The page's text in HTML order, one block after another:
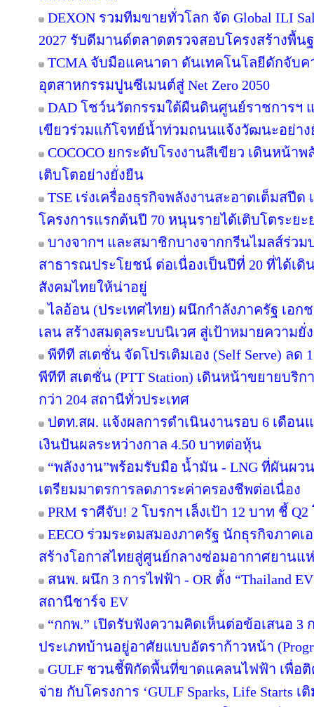
DEXON รวมทีมขายทั่วโลก จัด Global ILI
2027 รับดีมานด์ตลาดตรวจสอบโครงสร้างพื้น
TCMA จับมือแคนาดา ดันเทคโนโลยีดักจับค
อุตสาหกรรมปูนซีเมนต์สู่ Net Zero 2050
DAD โชว์นวัตกรรมใต้ผืนดินศูนย์ราชการฯ
เขียวร่วมแก้โจทย์น้ำท่วมถนนแจ้งวัฒนะอย่าง
COCOCO ยกระดับโรงงานสีเขียว เดินหน้า
เติบโตอย่างยั่งยืน
TSE เร่งเครื่องธุรกิจพลังงานสะอาดเต็มสปีด
โครงการแรกต้นปี 70 หนุนรายได้เติบโตระยะ
บางจากฯ และสมาชิกบางจากกรีนไมลส์ร่วม
สาธารณประโยชน์ ต่อเนื่องเป็นปีที่ 20 ที่ได้เดิ
สังคมไทยให้น่าอยู่
ไลอ้อน (ประเทศไทย) ผนึกกำลังภาครัฐ เอ
เลน สร้างสมดุลระบบนิเวศ สู่เป้าหมายความยั่
พีทีที สเตชั่น จัดโปรเติมเอง (Self Serve) ลด
พีทีที สเตชั่น (PTT Station) เดินหน้าขยายบริก
กว่า 204 สถานีทั่วประเทศ
ปตท.สผ. แจ้งผลการดำเนินงานรอบ 6 เดือน
เงินปันผลระหว่างกาล 4.50 บาทต่อหุ้น
“พลังงาน”พร้อมรับมือ น้ำมัน - LNG ที่ผันผว
เตรียมมาตรการลดภาระค่าครองชีพต่อเนื่อง
PRM ราศีจับ! 2 โบรกฯ เล็งเป้า 12 บาท ชี้
EECO ร่วมระดมสมองภาครัฐ นักธุรกิจภาค
สร้างโอกาสไทยสู่ศูนย์กลางซ่อมอากาศยานแ
สนพ. ผนึก 3 การไฟฟ้า - OR ตั้ง “Thailand
สถานีชาร์จ EV
“กกพ.” เปิดรับฟังความคิดเห็นต่อข้อเสนอ 3
ประเภทบ้านอยู่อาศัยแบบอัตราก้าวหน้า
GULF ชวนชี้พิกัดพื้นที่ขาดแคลนไฟฟ้า เพื่อ
จ่าย กับโครงการ ‘GULF Sparks, Life Starts